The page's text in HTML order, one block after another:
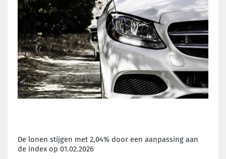
De lonen stijgen met 2,04% door een aanpassing aan
de index op 01.02.2026